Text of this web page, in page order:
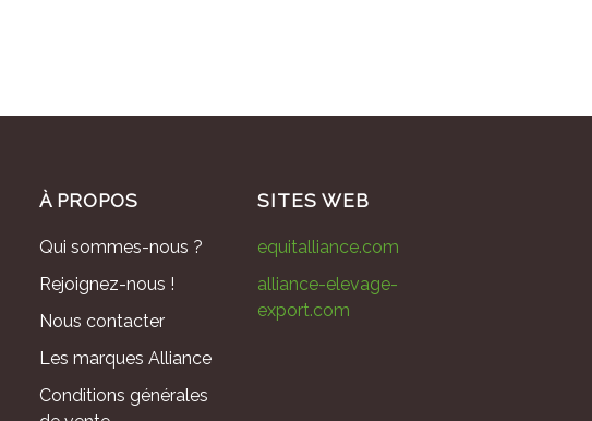
À PROPOS
Qui sommes-nous ?
Rejoignez-nous !
Nous contacter
Les marques Alliance
Conditions générales
SITES WEB
equitalliance.com
alliance-elevage-
export.com